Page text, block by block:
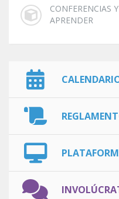
CONFERENCIAS
APRENDER